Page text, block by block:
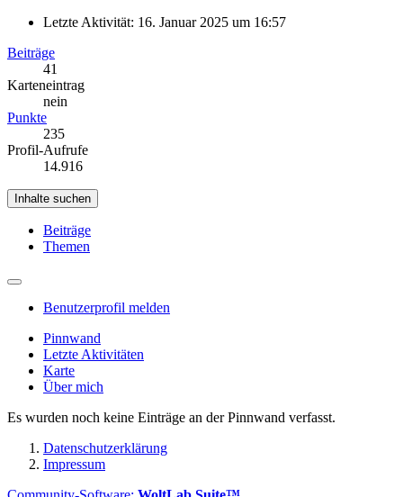
Letzte Aktivität: 16. Januar 2025 um 16:57
Beiträge
41
Karteneintrag
nein
Punkte
235
Profil-Aufrufe
14.916
Inhalte suchen
Beiträge
Themen
Benutzerprofil melden
Pinnwand
Letzte Aktivitäten
Karte
Über mich
Es wurden noch keine Einträge an der Pinnwand verfasst.
Datenschutzerklärung
Impressum